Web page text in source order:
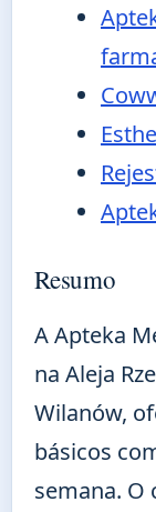
Resumo
A Apteka
na Aleja
Wilanów,
básicos
semana. O